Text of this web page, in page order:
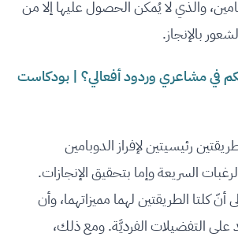
والذي لا يُمكن الحصول عليها إلا من
بالإنجاز.
في مشاعري وردود أفعالي؟ | بودكاست
رئيسيتين لإفراز الدوبامين
السريعة وإما بتحقيق الإنجازات.
أنّ كلتا الطريقتين لهما مميزاتهما، وأن
على التفضيلات الفرديَّة. ومع ذلك،